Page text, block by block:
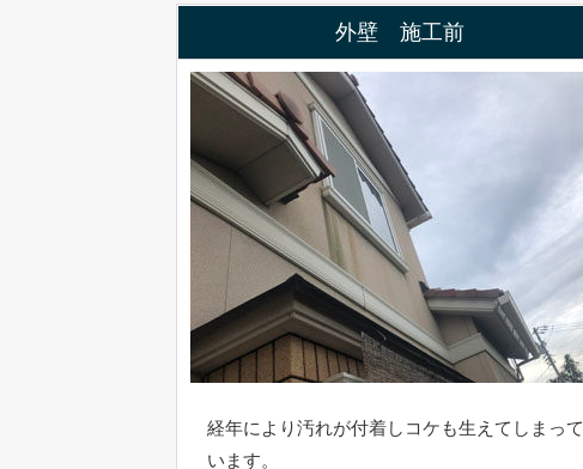
外壁 施工前
経年により汚れが付着しコケも生えてしまって
います。